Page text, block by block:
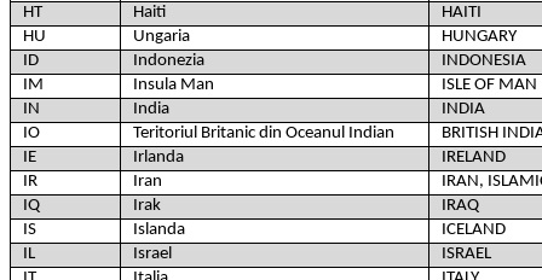
HT
Haiti
HAITI
HU
Ungaria
HUNGARY
ID
Indonezia
INDONESIA
IM
Insula Man
ISLE OF MAN
IN
India
INDIA
IO
Teritoriul Britanic din Oceanul Indian
BRITISH
IE
Irlanda
IRELAND
IR
Iran
IRAN,
IQ
Irak
IRAQ
IS
Islanda
ICELAND
IL
Israel
ISRAEL